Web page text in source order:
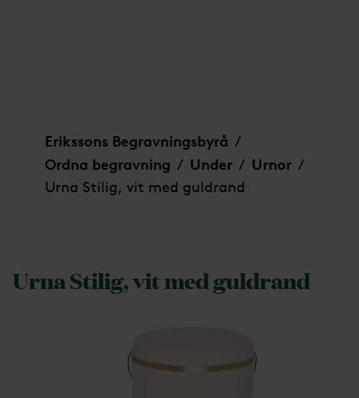
Erikssons Begravningsbyrå /
Ordna begravning / Under / Urnor /
Urna Stilig, vit med guldrand
Urna Stilig, vit med guldrand